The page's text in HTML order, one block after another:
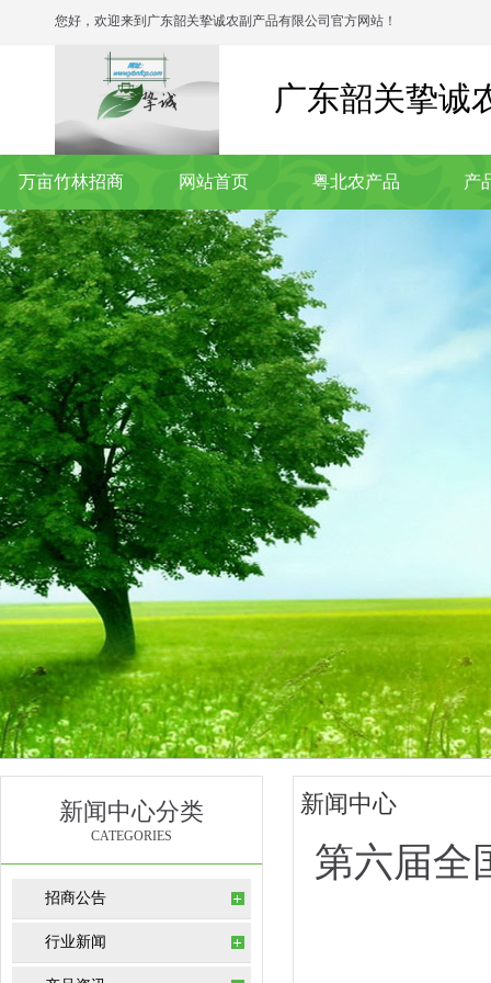
您好，欢迎来到广东韶关挚诚农副产品有限公司官方网站！
广东韶关挚诚
万亩竹林招商 网站首页 粤北农产品 产
联系我们
新闻中心分类
CATEGORIES
招商公告
行业新闻
新闻中心
第六届全